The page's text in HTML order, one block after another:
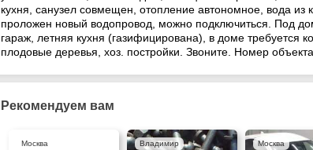
кухня, санузел совмещен, отопление автономное, вода из
проложен новый водопровод, можно подключиться. Под
гараж, летняя кухня (газифицирована), в доме требуется
плодовые деревья, хоз. постройки. Звоните. Номер
Рекомендуем вам
Москва Владимир Москва